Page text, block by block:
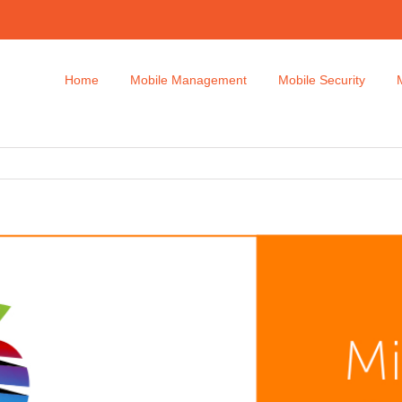
Home Mobile Management Mobile Security